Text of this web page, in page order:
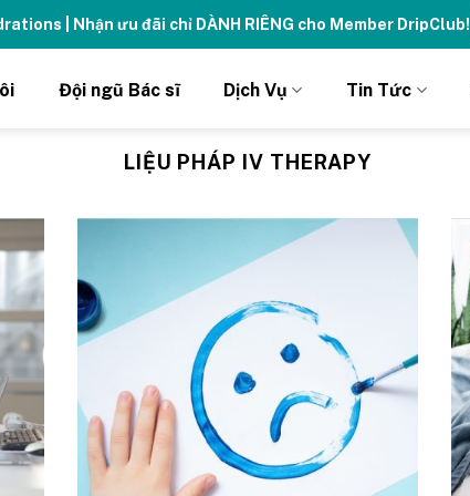
| Nhận ưu đãi chỉ DÀNH RIÊNG cho Member DripClub!
Đội ngũ Bác sĩ Dịch Vụ Tin Tức
LIỆU PHÁP IV THERAPY